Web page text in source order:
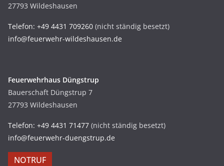
27793 Wildeshausen
Telefon: +49 4431 709260 (nicht ständig besetzt)
info@feuerwehr-wildeshausen.de
Feuerwehrhaus Düngstrup
Bauerschaft Düngstrup 7
27793 Wildeshausen
Telefon: +49 4431 71477 (nicht ständig besetzt)
info@feuerwehr-duengstrup.de
NOTRUF